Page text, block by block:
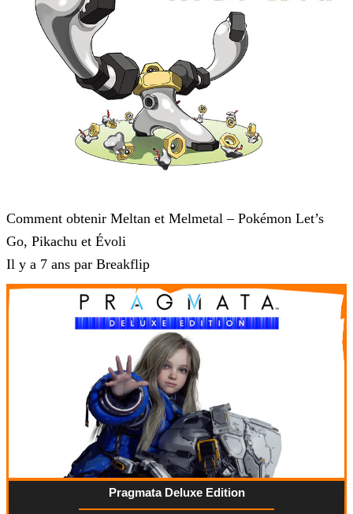
Comment obtenir Meltan et Melmetal – Pokémon Let’s
Go, Pikachu et Évoli
Il y a 7 ans par Breakflip
Pragmata Deluxe Edition